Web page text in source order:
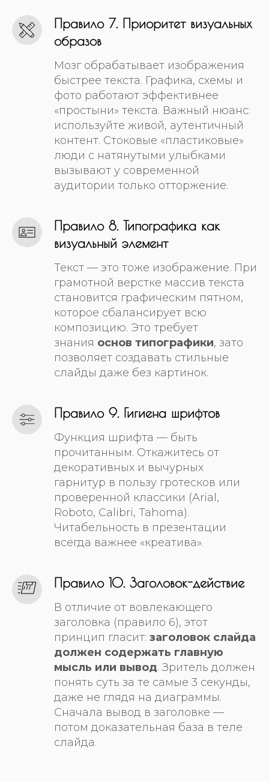
Правило 7. Приоритет визуальных
образов
Мозг обрабатывает изображения
быстрее текста. Графика, схемы и
фото работают эффективнее
«простыни» текста. Важный нюанс:
используйте живой, аутентичный
контент. Стоковые «пластиковые»
люди с натянутыми улыбками
вызывают у современной
аудитории только отторжение.
Правило 8. Типографика как
визуальный элемент
Текст — это тоже изображение. При
грамотной верстке массив текста
становится графическим пятном,
которое сбалансирует всю
композицию. Это требует
знания основ типографики, зато
позволяет создавать стильные
слайды даже без картинок.
Правило 9. Гигиена шрифтов
Функция шрифта — быть
прочитанным. Откажитесь от
декоративных и вычурных
гарнитур в пользу гротесков или
проверенной классики (Arial,
Roboto, Calibri, Tahoma).
Читабельность в презентации
всегда важнее «креатива».
Правило 10. Заголовок-действие
В отличие от вовлекающего
заголовка (правило 6), этот
принцип гласит: заголовок слайда
должен содержать главную
мысль или вывод. Зритель должен
понять суть за те самые 3 секунды,
даже не глядя на диаграммы.
Сначала вывод в заголовке —
потом доказательная база в теле
слайда.